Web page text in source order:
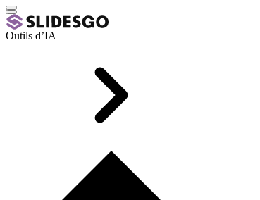
Outils d’IA